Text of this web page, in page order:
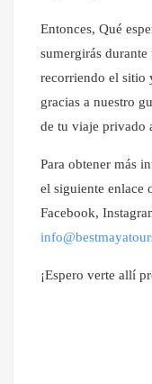
Entonces, Qué
sumergirás
recorriendo el sitio
gracias a nuestro
de tu viaje privado
Para obtener más
el siguiente enlace
Facebook,
¡Espero verte allí